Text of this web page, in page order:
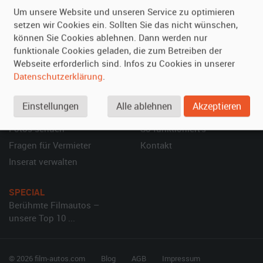
Über uns
Leistungen
Referenzen
Kundenmeinungen
Oldtimer mieten
Erweiterte Suche
Fragen für Mieter
Service
Vermieten
Oldtimer anmelden
Fotos senden
Fragen für Vermieter
Inserat verwalten
Hilfe
Häufige Fragen (FAQ)
So funktioniert's
Kontakt
SPECIAL
Berühmte Filmautos –
unsere Top 10 ...
© 2026 film-autos.com Blog AGB Impressum
Um unsere Website und unseren Service zu optimieren
setzen wir Cookies ein. Sollten Sie das nicht wünschen,
können Sie Cookies ablehnen. Dann werden nur
funktionale Cookies geladen, die zum Betreiben der
Webseite erforderlich sind. Infos zu Cookies in unserer
Datenschutzerklärung.
Einstellungen Alle ablehnen Akzeptieren